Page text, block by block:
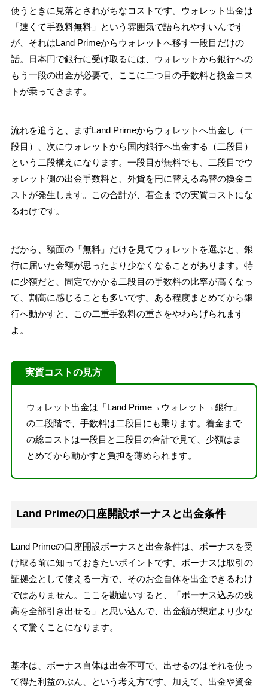
使うときに見落とされがちなコストです。ウォレット出金は
「速くて手数料無料」という雰囲気で語られやすいんです
が、それはLand Primeからウォレットへ移す一段目だけの
話。日本円で銀行に受け取るには、ウォレットから銀行への
もう一段の出金が必要で、ここに二つ目の手数料と換金コス
トが乗ってきます。
流れを追うと、まずLand Primeからウォレットへ出金し（一
段目）、次にウォレットから国内銀行へ出金する（二段目）
という二段構えになります。一段目が無料でも、二段目でウ
ォレット側の出金手数料と、外貨を円に替える為替の換金コ
ストが発生します。この合計が、着金までの実質コストにな
るわけです。
だから、額面の「無料」だけを見てウォレットを選ぶと、銀
行に届いた金額が思ったより少なくなることがあります。特
に少額だと、固定でかかる二段目の手数料の比率が高くなっ
て、割高に感じることも多いです。ある程度まとめてから銀
行へ動かすと、この二重手数料の重さをやわらげられます
よ。
実質コストの見方
ウォレット出金は「Land Prime→ウォレット→銀行」
の二段階で、手数料は二段目にも乗ります。着金まで
の総コストは一段目と二段目の合計で見て、少額はま
とめてから動かすと負担を薄められます。
Land Primeの口座開設ボーナスと出金条件
Land Primeの口座開設ボーナスと出金条件は、ボーナスを受
け取る前に知っておきたいポイントです。ボーナスは取引の
証拠金として使える一方で、そのお金自体を出金できるわけ
ではありません。ここを勘違いすると、「ボーナス込みの残
高を全部引き出せる」と思い込んで、出金額が想定より少な
くて驚くことになります。
基本は、ボーナス自体は出金不可で、出せるのはそれを使っ
て得た利益のぶん、という考え方です。加えて、出金や資金